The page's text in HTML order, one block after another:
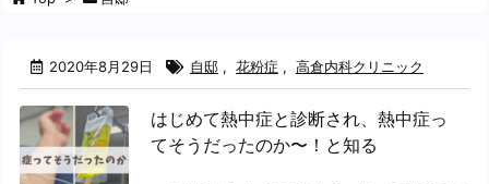
2020年8月29日 自邸 , 花粉症 , 高倉内科クリニック
はじめて熱中症と診断され、熱中症っ
てそうだったのか〜！と知る